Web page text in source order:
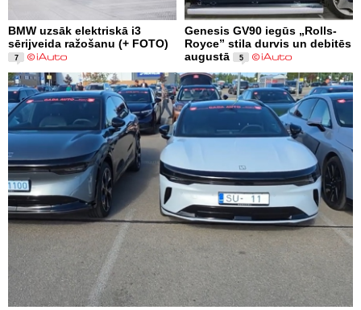
BMW uzsāk elektriskā i3
sērijveida ražošanu (+ FOTO)
7
Genesis GV90 iegūs „Rolls-
Royce” stila durvis un debitēs
augustā
5